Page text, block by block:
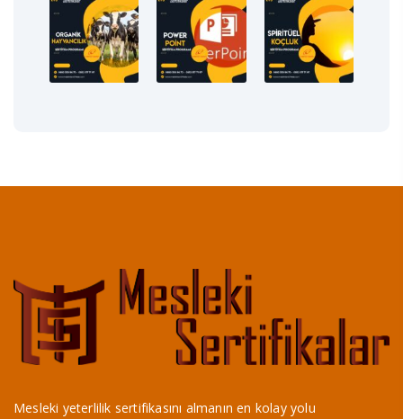
Mesleki yeterlilik sertifikasını almanın en kolay yolu